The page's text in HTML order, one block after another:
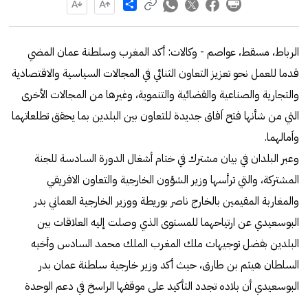
الرباط، مسقط، عواصم - وكالات: أكد المغرب وسلطنة عمان المضي
قدما للعمل نحو تعزيز التعاون الثنائي في المجالات السياسية والاقتصادية
والتجارية والصناعية والقضائية والتنموية، وغيرها من المجالات الأخرى
التي من شأنها فتح اَفاق جديدة للتعاون بين البلدين بما يحقق تطلعاتهما
واَمالهما.
وعبر البلدان في بيان مشترك في ختام أشغال الدورة السادسة للجنة
المشتركة، والتي ترأسها وزير الشؤون الخارجية والتعاون الافريقي
والمغاربة المقيمين بالخارج ناصر بوريطة ووزير الخارجية العماني بدر
البوسعيدي عن ارتياحهما للمستوى الذي وصلت إليه العلاقات بين
البلدين بفضل توجيهات ملك المغرب الملك محمد السادس وأخيه
السلطان هيثم بن طارق، حيث أكد وزير خارجية سلطنة عمان بدر
البوسعيدي أن بلاده تجدد التأكيد على موقفها الراسخ في دعم الوحدة